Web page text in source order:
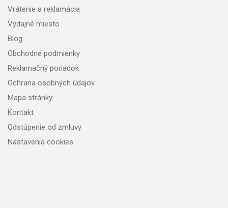
Vrátenie a reklamácia
Výdajné miesto
Blog
Obchodné podmienky
Reklamačný poriadok
Ochrana osobných údajov
Mapa stránky
Kontakt
Odstúpenie od zmluvy
Nastavenia cookies